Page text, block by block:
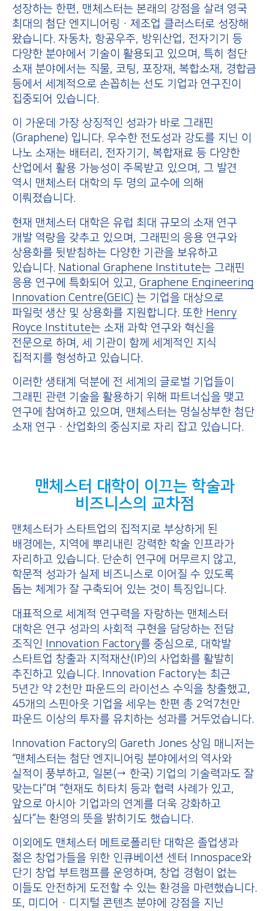
성장하는 한편, 맨체스터는 본래의 강점을 살려 영국
최대의 첨단 엔지니어링·제조업 클러스터로 성장해
왔습니다. 자동차, 항공우주, 방위산업, 전자기기 등
다양한 분야에서 기술이 활용되고 있으며, 특히 첨단
소재 분야에서는 직물, 코팅, 포장재, 복합소재, 경합금
등에서 세계적으로 손꼽히는 선도 기업과 연구진이
집중되어 있습니다.
이 가운데 가장 상징적인 성과가 바로 그래핀
(Graphene) 입니다. 우수한 전도성과 강도를 지닌 이
나노 소재는 배터리, 전자기기, 복합재료 등 다양한
산업에서 활용 가능성이 주목받고 있으며, 그 발견
역시 맨체스터 대학의 두 명의 교수에 의해
이뤄졌습니다.
현재 맨체스터 대학은 유럽 최대 규모의 소재 연구
개발 역량을 갖추고 있으며, 그래핀의 응용 연구와
상용화를 뒷받침하는 다양한 기관을 보유하고
있습니다. National Graphene Institute는 그래핀
응용 연구에 특화되어 있고, Graphene Engineering
Innovation Centre(GEIC) 는 기업을 대상으로
파일럿 생산 및 상용화를 지원합니다. 또한 Henry
Royce Institute는 소재 과학 연구와 혁신을
전문으로 하며, 세 기관이 함께 세계적인 지식
집적지를 형성하고 있습니다.
이러한 생태계 덕분에 전 세계의 글로벌 기업들이
그래핀 관련 기술을 활용하기 위해 파트너십을 맺고
연구에 참여하고 있으며, 맨체스터는 명실상부한 첨단
소재 연구·산업화의 중심지로 자리 잡고 있습니다.
맨체스터 대학이 이끄는 학술과
비즈니스의 교차점
맨체스터가 스타트업의 집적지로 부상하게 된
배경에는, 지역에 뿌리내린 강력한 학술 인프라가
자리하고 있습니다. 단순히 연구에 머무르지 않고,
학문적 성과가 실제 비즈니스로 이어질 수 있도록
돕는 체계가 잘 구축되어 있는 것이 특징입니다.
대표적으로 세계적 연구력을 자랑하는 맨체스터
대학은 연구 성과의 사회적 구현을 담당하는 전담
조직인
Innovation Factory를 중심으로, 대학발
스타트업 창출과 지적재산(IP)의 사업화를 활발히
추진하고 있습니다. Innovation Factory는 최근
5년간 약 2천만 파운드의 라이선스 수익을 창출했고,
45개의 스핀아웃 기업을 세우는 한편 총 2억7천만
파운드 이상의 투자를 유치하는 성과를 거두었습니다.
Innovation Factory의 Gareth Jones 상임 매니저는
“맨체스터는 첨단 엔지니어링 분야에서의 역사와
실적이 풍부하고, 일본(→ 한국) 기업의 기술력과도 잘
맞는다”며 “현재도 히타치 등과 협력 사례가 있고,
앞으로 아시아 기업과의 연계를 더욱 강화하고
싶다”는 환영의 뜻을 밝히기도 했습니다.
이외에도 맨체스터 메트로폴리탄 대학은 졸업생과
젊은 창업가들을 위한 인큐베이션 센터 Innospace와
단기 창업 부트캠프를 운영하며, 창업 경험이 없는
이들도 안전하게 도전할 수 있는 환경을 마련했습니다.
또, 미디어·디지털 콘텐츠 분야에 강점을 지닌